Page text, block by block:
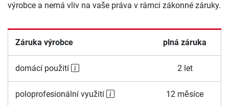
výrobce a nemá vliv na vaše práva v rámci zákonné záruky.
Záruka výrobce plná záruka
domácí použití 2 let
poloprofesionální využití 12 měsíce